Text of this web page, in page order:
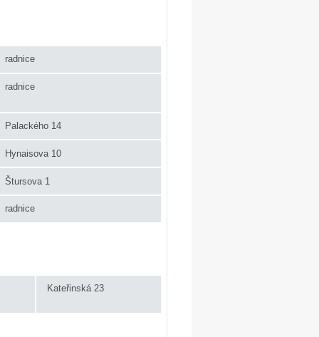
radnice
radnice
Palackého 14
Hynaisova 10
Štursova 1
radnice
Kateřinská 23